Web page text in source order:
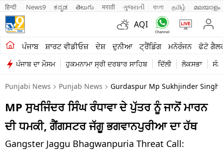
हिन्दी News9 ಕನ್ನಡ తెలుగు मराठी ગુજરાતી বাংলা தமிழ் മലയാളം
AQI
ਪੰਜਾਬ ਸ਼ਾਰਟ ਵੀਡੀਓਜ਼ ਦੇਸ਼ ਦੁਨੀਆ ਟ੍ਰੈਂਡਿੰਗ ਮਨੋਰੰਜਨ ਫੋਟੋ
ਪੰਜਾਬ ਦਾ ਮੌਸਮ ਹੁਕਮਨਾਮਾ ਸ੍ਰੀ ਦਰਬਾਰ ਸਾਹਿਬ ਦਿੱਲੀ ਲੋਕਸਭਾ
ਖੇਤੀਬਾੜੀ
ਸ਼ਾਰਟ ਵੀਡੀਓਜ਼
ਕਾਰੋਬਾਰ
ਕਰਿਅਰ
Punjabi News Punjab News Gurdaspur Mp Sukhjinder Singh
MP ਸੁਖਜਿੰਦਰ ਸਿੰਘ ਰੰਧਾਵਾ ਦੇ ਪੁੱਤਰ ਨੂੰ ਜਾਨੋਂ ਮਾਰਨ
ਦੀ ਧਮਕੀ, ਗੈਂਗਸਟਰ ਜੱਗੂ ਭਗਵਾਨਪੁਰੀਆ ਦਾ ਹੱਥ
Gangster Jaggu Bhagwanpuria Threat Call: